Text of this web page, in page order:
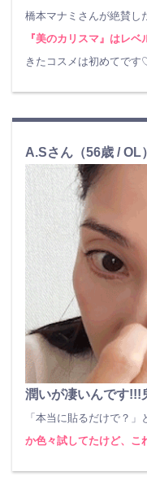
橋本マナミさんが絶賛し
『美のカリスマ』はレベ
きたコスメは初めてです
A.Sさん（56歳 / OL）
潤いが凄いんです!!!
「本当に貼るだけで？」
か色々試してたけど、